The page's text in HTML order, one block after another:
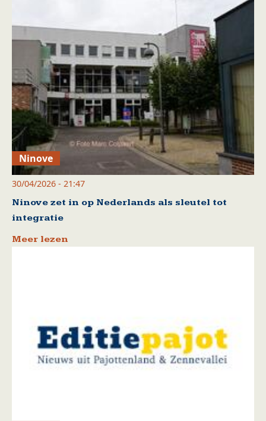
Ninove
30/04/2026 - 21:47
Ninove zet in op Nederlands als sleutel tot
integratie
Meer lezen